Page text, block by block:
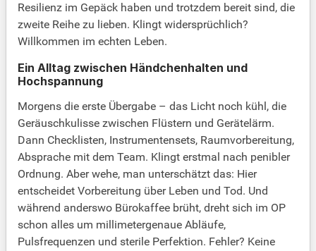
Resilienz im Gepäck haben und trotzdem bereit sind, die
zweite Reihe zu lieben. Klingt widersprüchlich?
Willkommen im echten Leben.
Ein Alltag zwischen Händchenhalten und
Hochspannung
Morgens die erste Übergabe – das Licht noch kühl, die
Geräuschkulisse zwischen Flüstern und Gerätelärm.
Dann Checklisten, Instrumentensets, Raumvorbereitung,
Absprache mit dem Team. Klingt erstmal nach penibler
Ordnung. Aber wehe, man unterschätzt das: Hier
entscheidet Vorbereitung über Leben und Tod. Und
während anderswo Bürokaffee brüht, dreht sich im OP
schon alles um millimetergenaue Abläufe,
Pulsfrequenzen und sterile Perfektion. Fehler? Keine